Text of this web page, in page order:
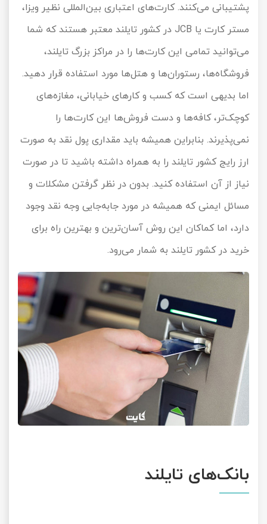
پشتیبانی می‌کنند. کارت‌های اعتباری بین‌المللی نظیر ویزا،
مستر کارت یا JCB در کشور تایلند معتبر هستند که شما
می‌توانید تمامی این کارت‌ها را در مراکز بزرگ تایلند،
فروشگاه‌ها، رستوران‌ها و هتل‌ها مورد استفاده قرار دهید.
اما بدیهی است که کسب و کارهای خیابانی‌، مغازه‌های
کوچک‌تر، کافه‌ها و دست فروش‌ها این کارت‌ها را
نمی‌پذیرند. بنابراین همیشه باید مقداری پول نقد به صورت
ارز رایج کشور تایلند را به همراه داشته باشید تا در صورت
نیاز از آن استفاده کنید. بدون در نظر گرفتن مشکلات و
مسائل ایمنی که همیشه در مورد جابه‌جایی وجه نقد وجود
دارد، اما کماکان این روش آسان‌ترین و بهترین راه برای
خرید در کشور تایلند به شمار می‌رود.
بانک‌های تایلند